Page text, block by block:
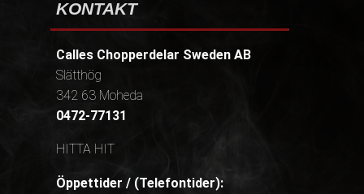
KONTAKT
Calles Chopperdelar Sweden AB
Slätthög
342 63 Moheda
0472-77131
HITTA HIT
Öppettider / (Telefontider):